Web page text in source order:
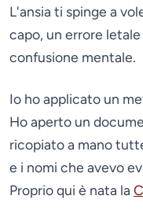
L'ansia ti spinge a
capo, un errore
confusione mentale.
Io ho applicato un
Ho aperto un
ricopiato a mano
e i nomi che avevo
Proprio qui è nata la